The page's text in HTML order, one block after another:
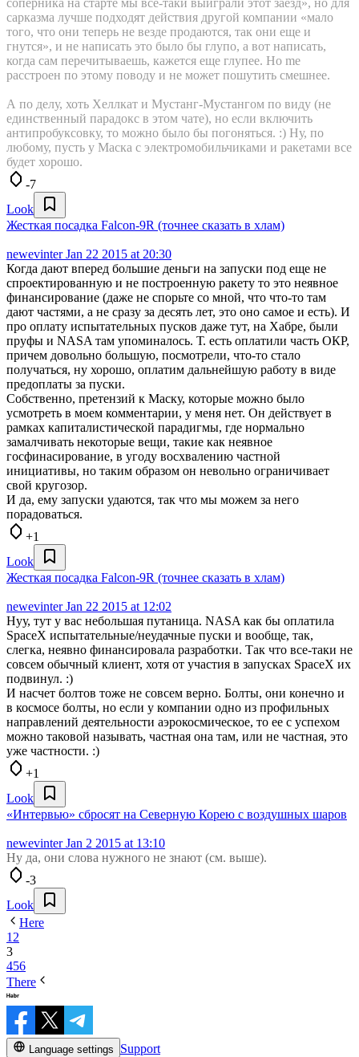
соперника на старте мы все-таки выиграли этот заезд», но для
сарказма лучше подходят действия другой компании «мало
того, что они теперь не везде продаются, так они еще и
гнутся», и не написать это было бы глупо, а вот написать,
когда сам перечитываешь, кажется еще глупее. Но me
расстроен по этому поводу и не может пошутить смешнее.
А по делу, хоть Хеллкат и Мустанг-Мустангом по виду (не
единственный парадокс в этом чате), но если включить
антипробуксовку, то можно было бы погоняться. :) Ну, по
любому, пусть у Маска с электромобильчиками и ракетами все
будет хорошо.
-7
Look
Жесткая посадка Falcon-9R (точнее сказать в хлам)
newevinterJan 22 2015 at 20:30
Когда дают вперед большие деньги на запуски под еще не
спроектированную и не построенную ракету то это неявное
финансирование (даже не спорьте со мной, что что-то там
дают частями, а не сразу за десять лет, это оно самое и есть). И
про оплату испытательных пусков даже тут, на Хабре, были
пруфы и NASA там упоминалось. Т. есть оплатили часть ОКР,
причем довольно большую, посмотрели, что-то стало
получаться, ну хорошо, оплатим дальнейшую работу в виде
предоплаты за пуски.
Собственно, претензий к Маску, которые можно было
усмотреть в моем комментарии, у меня нет. Он действует в
рамках капиталистической парадигмы, где нормально
замалчивать некоторые вещи, такие как неявное
госфинасирование, в угоду восхвалению частной
инициативы, но таким образом он невольно ограничивает
свой кругозор.
И да, ему запуски удаются, так что мы можем за него
порадоваться.
+1
Look
Жесткая посадка Falcon-9R (точнее сказать в хлам)
newevinterJan 22 2015 at 12:02
Нуу, тут у вас небольшая путаница. NASA как бы оплатила
SpaceX испытательные/неудачные пуски и вообще, так,
слегка, неявно финансировала разработки. Так что все-таки не
совсем обычный клиент, хотя от участия в запусках SpaceX их
подвинул. :)
И насчет болтов тоже не совсем верно. Болты, они конечно и
в космосе болты, но если у компании одно из профильных
направлений деятельности аэрокосмическое, то ее с успехом
можно таковой называть, частная она там, или не частная, это
уже частности. :)
+1
Look
«Интервью» сбросят на Северную Корею с воздушных шаров
newevinterJan 2 2015 at 13:10
Ну да, они слова нужного не знают (см. выше).
-3
Look
Here
1 2
3
456
There
Language settings Support